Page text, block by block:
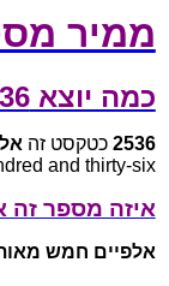
ממיר
כמה יוצא 2536 במילים?
2536 כטקסט זה
and thirty-six
איזה מספר
אלפיים חמש